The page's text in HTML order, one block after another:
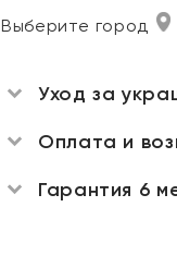
Выберите город
Уход за
Оплата и
Гарантия 6